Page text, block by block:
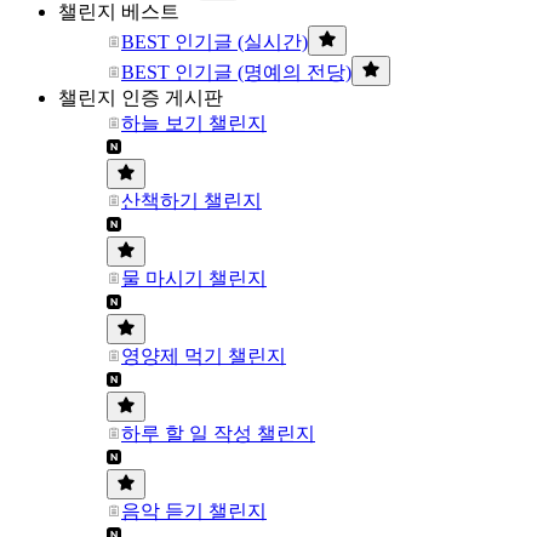
챌린지 베스트
BEST 인기글 (실시간)
BEST 인기글 (명예의 전당)
챌린지 인증 게시판
하늘 보기 챌린지
산책하기 챌린지
물 마시기 챌린지
영양제 먹기 챌린지
하루 할 일 작성 챌린지
음악 듣기 챌린지